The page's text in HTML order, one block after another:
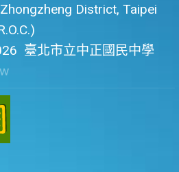
District, Taipei
臺北市立中正國民中學